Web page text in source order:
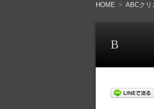
HOME ABCクリ
B